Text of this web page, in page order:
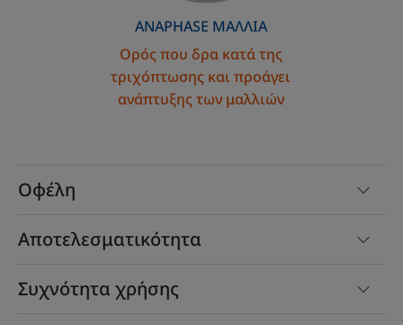
ανάπτυξης
των
μαλλιών
ANAPHASE ΜΑΛΛΙΆ
Ορός που δρα κατά της
τριχόπτωσης και προάγει
ανάπτυξης των μαλλιών
Οφέλη
Αποτελεσματικότητα
Συχνότητα χρήσης